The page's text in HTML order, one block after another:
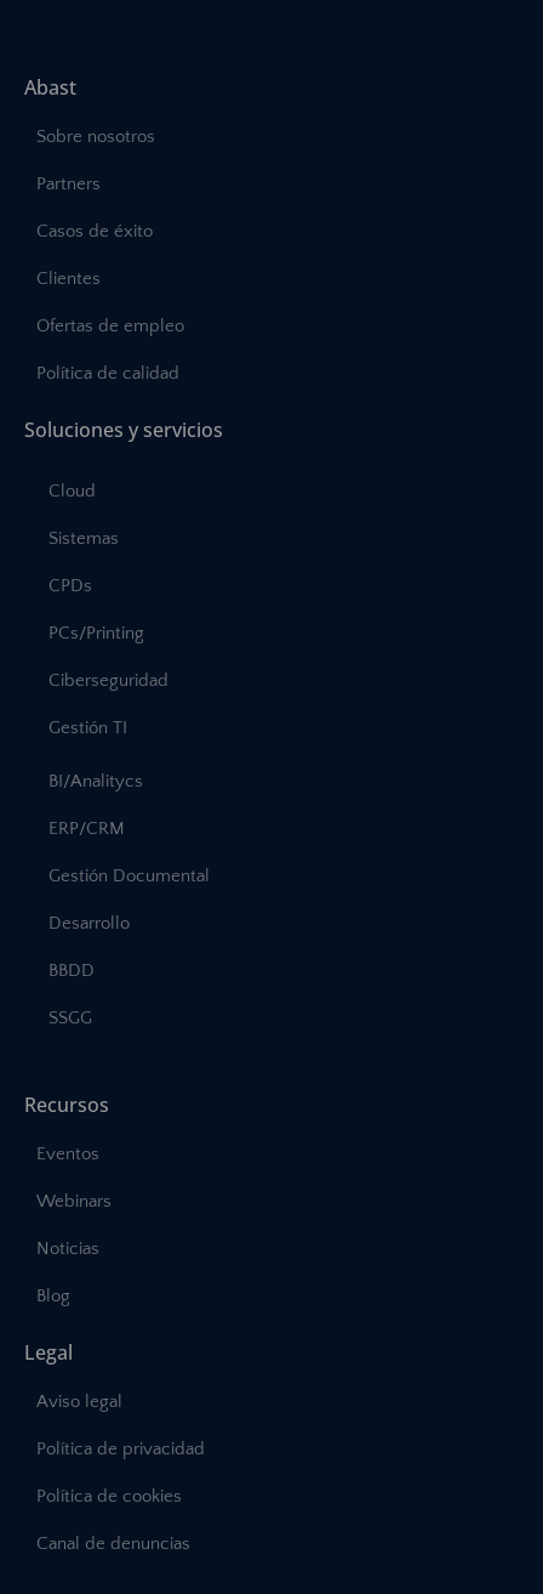
Abast
Sobre nosotros
Partners
Casos de éxito
Clientes
Ofertas de empleo
Política de calidad
Soluciones y servicios
Cloud
Sistemas
CPDs
PCs/Printing
Ciberseguridad
Gestión TI
BI/Analitycs
ERP/CRM
Gestión Documental
Desarrollo
BBDD
SSGG
Recursos
Eventos
Webinars
Noticias
Blog
Legal
Aviso legal
Política de privacidad
Política de cookies
Canal de denuncias